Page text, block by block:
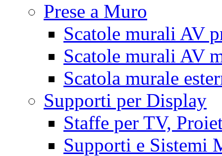
Prese a Muro
Scatole murali AV
Scatole murali AV
Scatola murale
Supporti per Display
Staffe per TV,
Supporti e Sistemi